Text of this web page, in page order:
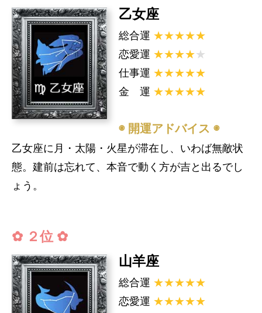
乙女座
総合運 ★★★★★
恋愛運 ★★★★★
仕事運 ★★★★★
金 運 ★★★★★
◉ 開運アドバイス ◉
乙女座に月・太陽・火星が滞在し、いわば無敵状
態。建前は忘れて、本音で動く方が吉と出るでし
ょう。
✿ ２位 ✿
山羊座
総合運 ★★★★★
恋愛運 ★★★★★